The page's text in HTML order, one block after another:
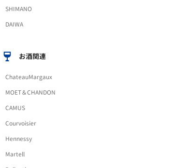
SHIMANO
DAIWA
お酒関連
ChateauMargaux
MOET＆CHANDON
CAMUS
Courvoisier
Hennessy
Martell